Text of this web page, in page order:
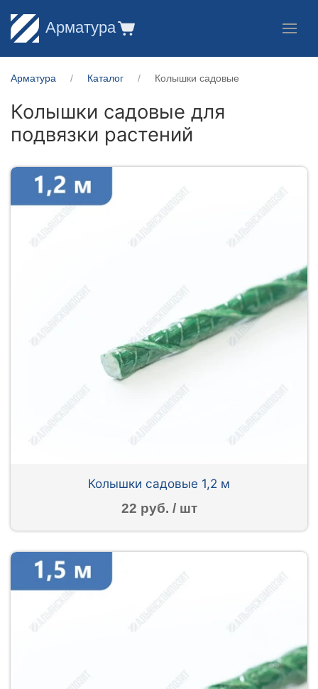
Арматура
Арматура Каталог Колышки садовые
Колышки садовые для
подвязки растений
Колышки садовые 1,2 м
22 руб. / шт